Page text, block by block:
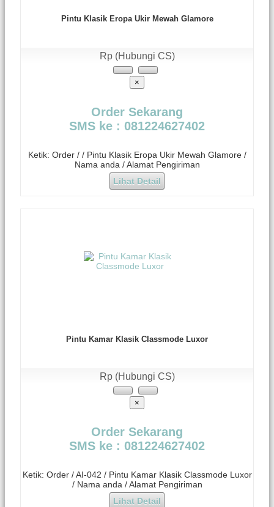
Pintu Klasik Eropa Ukir Mewah Glamore
Rp (Hubungi CS)
×
Order Sekarang
SMS ke : 081224627402
Ketik: Order / / Pintu Klasik Eropa Ukir Mewah Glamore /
Nama anda / Alamat Pengiriman
Lihat Detail
Pintu Kamar Klasik Classmode Luxor
Rp (Hubungi CS)
×
Order Sekarang
SMS ke : 081224627402
Ketik: Order / AI-042 / Pintu Kamar Klasik Classmode Luxor
/ Nama anda / Alamat Pengiriman
Lihat Detail